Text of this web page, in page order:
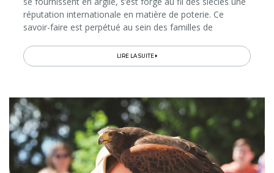
réputation internationale en matière de poterie. Ce
savoir-faire est perpétué au sein des familles de
suivant...
LIRE LA SUITE